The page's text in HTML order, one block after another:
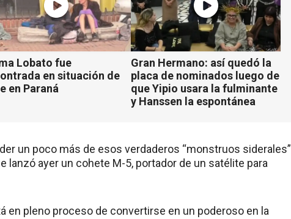
Lobato fue
en situación de
en Paraná
Gran Hermano: así quedó la
placa de nominados luego de
que Yipio usara la fulminante
y Hanssen la espontánea
un poco más de esos verdaderos “monstruos siderales”
lanzó ayer un cohete M-5, portador de un satélite para
en pleno proceso de convertirse en un poderoso en la